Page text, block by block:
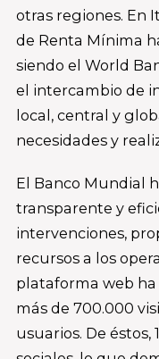
otras regiones. En
de Renta Mínima
siendo el World
el intercambio de
local, central y
necesidades y
El Banco Mundial
transparente y
intervenciones,
recursos a los
plataforma web
más de 700.000
usuarios. De éstos,